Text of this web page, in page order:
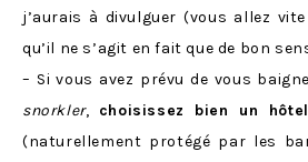
j’aurais à divulguer (vous allez
qu’il ne s’agit en fait que de bon
– Si vous avez prévu de vous
snorkler, choisissez bien un
(naturellement protégé par les